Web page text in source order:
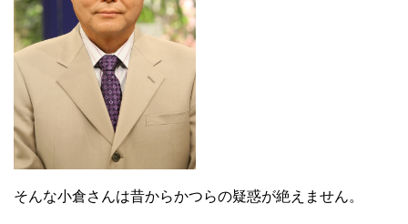
そんな小倉さんは昔からかつらの疑惑が絶えません。